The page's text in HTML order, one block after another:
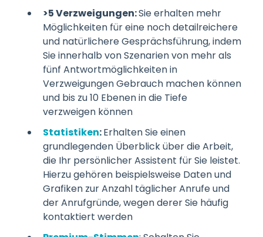
>5 Verzweigungen:Sie erhalten mehr
Möglichkeiten für eine noch detailreichere
und natürlichere Gesprächsführung, indem
Sie innerhalb von Szenarien von mehr als
fünf Antwortmöglichkeiten in
Verzweigungen Gebrauch machen können
und bis zu 10 Ebenen in die Tiefe
verzweigen können
Statistiken:Erhalten Sie einen
grundlegenden Überblick über die Arbeit,
die Ihr persönlicher Assistent für Sie leistet.
Hierzu gehören beispielsweise Daten und
Grafiken zur Anzahl täglicher Anrufe und
der Anrufgründe, wegen derer Sie häufig
kontaktiert werden